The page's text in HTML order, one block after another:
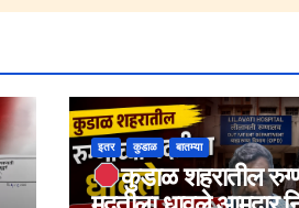
इतर कुडाळ बातम्या
कुडाळ शहरातील